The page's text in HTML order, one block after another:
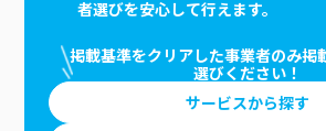
者選びを安心して行えます。
掲載基準をクリアした事業者のみ掲
選びください！
サービスから探す